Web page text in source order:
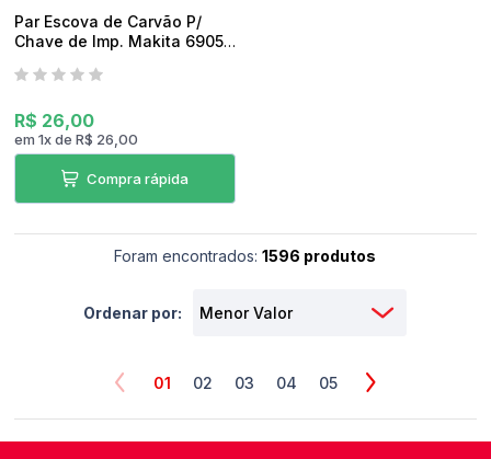
Par Escova de Carvão P/
Chave de Imp. Makita 6905B
R$ 26,00
em1xdeR$ 26,00
Compra rápida
Foram encontrados:1596 produtos
Ordenar por:
01 02 03 04 05